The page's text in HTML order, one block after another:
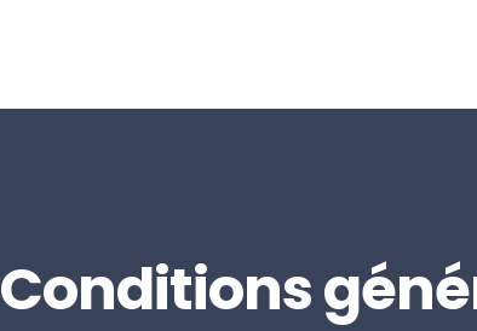
Conditions